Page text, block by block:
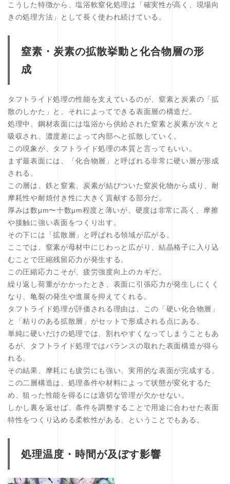
こうした特徴から、塩浴軟窒化処理は「確実性が高く、現場向
きの処理方法」として長く使われ続けている。
窒素・炭素の拡散挙動と化合物層の形
成
タフトライド処理の性能を支えているのが、窒素と炭素の「拡
散のしかた」と、それによってできる表面層の構造だ。
処理中、鋼材表面には塩浴から供給された窒素と炭素が次々と
吸収され、濃度差によって内部へと拡散していく。
この現象が、タフトライド処理の本質と言ってもいい。
まず最表面には、「化合物層」と呼ばれる非常に硬い層が形成
される。
この層は、鉄と窒素、炭素が結びついた窒炭化物から成り、耐
摩耗性や耐焼付き性に大きく貢献する部分だ。
厚みは数μm〜十数μm程度と薄いが、硬度は非常に高く、摩擦
や接触に強い表面をつくり出す。
その下には「拡散層」と呼ばれる領域が広がる。
ここでは、窒素が母材中にじわっと広がり、結晶格子に入り込
むことで圧縮残留応力が発生する。
この圧縮応力こそが、疲労強度向上のカギだ。
繰り返し荷重がかかったとき、表面に引張応力が発生しにくく
なり、亀裂の発生や進展を抑えてくれる。
タフトライド処理が評価される理由は、この「硬い化合物層」
と「粘りのある拡散層」がセットで形成される点にある。
単純に硬いだけの処理では、割れやすくなってしまうこともあ
るが、タフトライド処理ではバランスの取れた表面構造が得ら
れる。
その結果、摩耗にも疲労にも強い、実用的な表面が完成する。
この二層構造は、処理条件や材料によって状態が変化するた
め、狙った性能を得るには適切な管理が欠かせない。
しかし裏を返せば、条件を調整することで用途に合わせた表面
特性をつくり込める柔軟性がある、ということでもある。
処理温度・時間が及ぼす影響